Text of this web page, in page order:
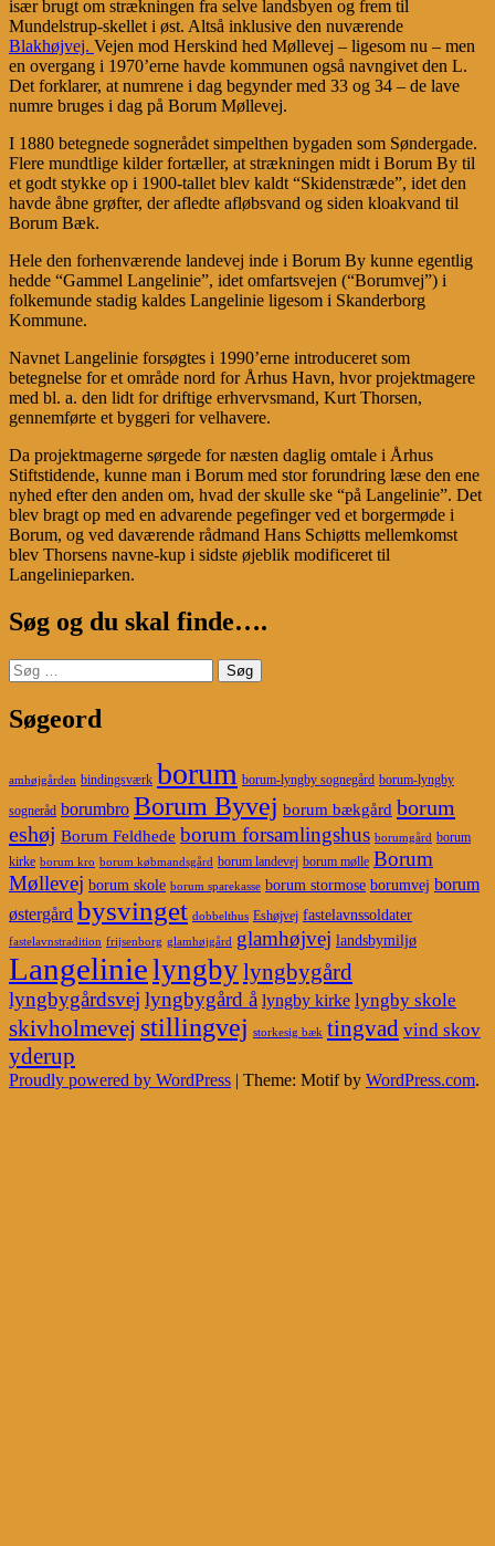
især brugt om strækningen fra selve landsbyen og frem til
Mundelstrup-skellet i øst. Altså inklusive den nuværende
Blakhøjvej. Vejen mod Herskind hed Møllevej – ligesom nu – men
en overgang i 1970’erne havde kommunen også navngivet den L.
Det forklarer, at numrene i dag begynder med 33 og 34 – de lave
numre bruges i dag på Borum Møllevej.
I 1880 betegnede sognerådet simpelthen bygaden som Søndergade.
Flere mundtlige kilder fortæller, at strækningen midt i Borum By til
et godt stykke op i 1900-tallet blev kaldt “Skidenstræde”, idet den
havde åbne grøfter, der afledte afløbsvand og siden kloakvand til
Borum Bæk.
Hele den forhenværende landevej inde i Borum By kunne egentlig
hedde “Gammel Langelinie”, idet omfartsvejen (“Borumvej”) i
folkemunde stadig kaldes Langelinie ligesom i Skanderborg
Kommune.
Navnet Langelinie forsøgtes i 1990’erne introduceret som
betegnelse for et område nord for Århus Havn, hvor projektmagere
med bl. a. den lidt for driftige erhvervsmand, Kurt Thorsen,
gennemførte et byggeri for velhavere.
Da projektmagerne sørgede for næsten daglig omtale i Århus
Stiftstidende, kunne man i Borum med stor forundring læse den ene
nyhed efter den anden om, hvad der skulle ske “på Langelinie”. Det
blev bragt op med en advarende pegefinger ved et borgermøde i
Borum, og ved daværende rådmand Hans Schiøtts mellemkomst
blev Thorsens navne-kup i sidste øjeblik modificeret til
Langelinieparken.
Søg og du skal finde….
Søg
efter:
Søgeord
amhøjgården bindingsværk borum borum-lyngby sognegård borum-lyngby
sogneråd borumbro Borum Byvej borum bækgård borum
eshøj Borum Feldhede borum forsamlingshus borumgård borum
kirke borum kro borum købmandsgård borum landevej borum mølle Borum
Møllevej borum skole borum sparekasse borum stormose borumvej borum
østergård bysvinget dobbelthus Eshøjvej fastelavnssoldater
fastelavnstradition frijsenborg glamhøjgård glamhøjvej landsbymiljø
Langelinielyngbylyngbygård
lyngbygårdsvej lyngbygård å lyngby kirke lyngby skole
skivholmevej stillingvej storkesig bæk tingvad vind skov
yderup
Proudly powered by WordPress | Theme: Motif by WordPress.com.